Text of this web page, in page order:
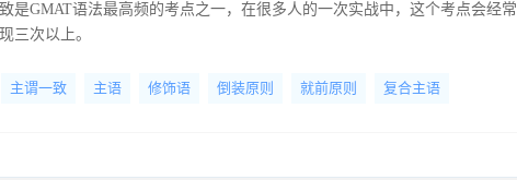
是GMAT语法最高频的考点之一，在很多人的一次实战中，这个考点会经常
三次以上。
主谓一致 主语 修饰语 倒装原则 就前原则 复合主语